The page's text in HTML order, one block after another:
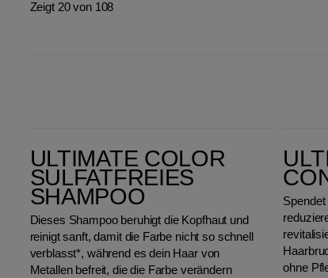
Zeigt 20 von 108
ULTIMATE COLOR
SULFATFREIES
SHAMPOO
Dieses Shampoo beruhigt die Kopfhaut und
reinigt sanft, damit die Farbe nicht so schnell
verblasst*, während es dein Haar von
Metallen befreit, die die Farbe verändern
ohne